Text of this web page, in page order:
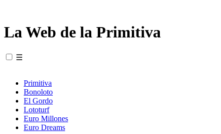
La Web de la Primitiva
☰
Primitiva
Bonoloto
El Gordo
Lototurf
Euro Millones
Euro Dreams